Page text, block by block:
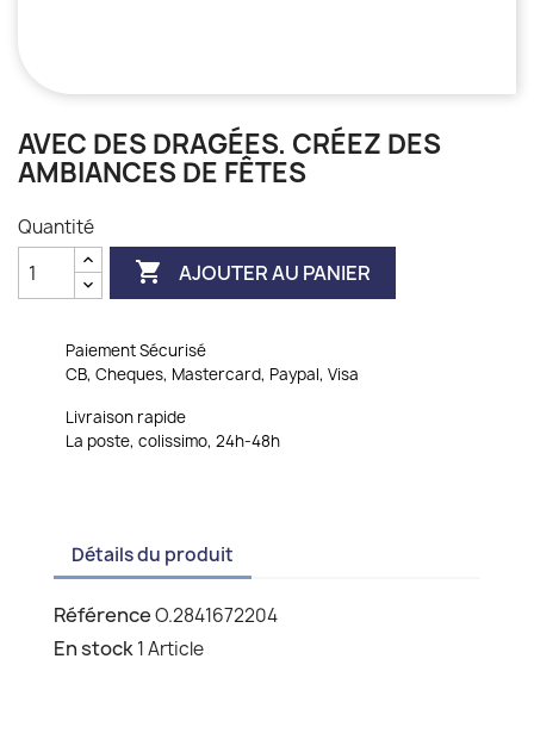
AVEC DES DRAGÉES. CRÉEZ DES
AMBIANCES DE FÊTES
Quantité
 AJOUTER AU PANIER
Paiement Sécurisé
CB, Cheques, Mastercard, Paypal, Visa
Livraison rapide
La poste, colissimo, 24h-48h
Détails du produit
RéférenceO.2841672204
En stock1 Article